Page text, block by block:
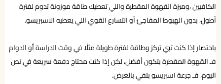
الكافيين ،وميزة القهوة المقطرة واللي تعطيك طاقة موزونة تدوم لفترة
أطول، بدون الهبوط المفاجئ أو التسارع القوي اللي يعطيه الاسبريسو.
باختصار إذا كنت تبي تركز وطاقة لفترة طويلة مثلًا في وقت الدراسة أو الدوام
فـ القهوة المقطرة بتكون أفضل، لكن إذا كنت محتاج دفعة سريعة في نص
اليوم، فـ جرعة اسبريسو بتفي بالغرض.